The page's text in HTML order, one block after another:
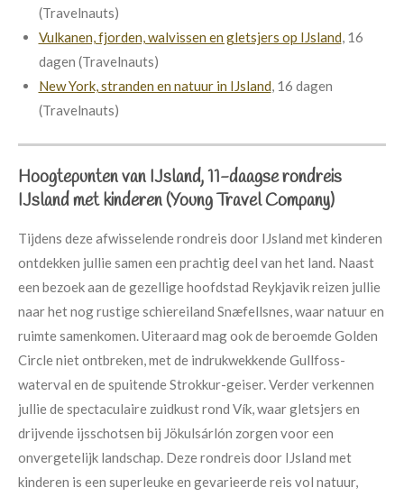
(Travelnauts)
Vulkanen, fjorden, walvissen en gletsjers op IJsland, 16
dagen (Travelnauts)
New York, stranden en natuur in IJsland, 16 dagen
(Travelnauts)
Hoogtepunten van IJsland, 11-daagse rondreis
IJsland met kinderen (Young Travel Company)
Tijdens deze afwisselende rondreis door IJsland met kinderen
ontdekken jullie samen een prachtig deel van het land. Naast
een bezoek aan de gezellige hoofdstad Reykjavik reizen jullie
naar het nog rustige schiereiland Snæfellsnes, waar natuur en
ruimte samenkomen. Uiteraard mag ook de beroemde Golden
Circle niet ontbreken, met de indrukwekkende Gullfoss-
waterval en de spuitende Strokkur-geiser. Verder verkennen
jullie de spectaculaire zuidkust rond Vík, waar gletsjers en
drijvende ijsschotsen bij Jökulsárlón zorgen voor een
onvergetelijk landschap. Deze rondreis door IJsland met
kinderen is een superleuke en gevarieerde reis vol natuur,